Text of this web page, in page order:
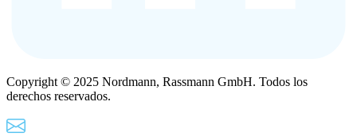
Copyright © 2025 Nordmann, Rassmann GmbH. Todos los
derechos reservados.